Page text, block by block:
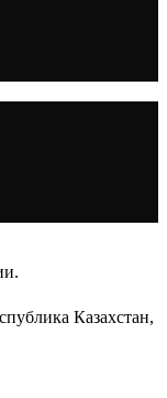
Казахстан,